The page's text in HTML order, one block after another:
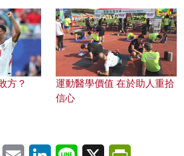
方？
運動醫學價值 在於助人重拾
信心
WeChatEmail LinkedInLine X